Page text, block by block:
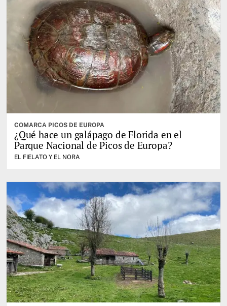
COMARCA PICOS DE EUROPA
¿Qué hace un galápago de Florida en el
Parque Nacional de Picos de Europa?
EL FIELATO Y EL NORA